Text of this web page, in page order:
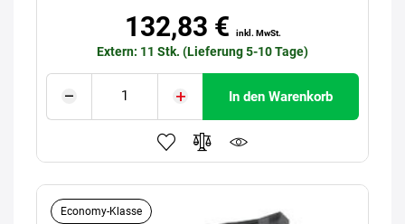
132,83 € inkl. MwSt.
Extern: 11 Stk. (Lieferung 5-10 Tage)
In den Warenkorb
Economy-Klasse